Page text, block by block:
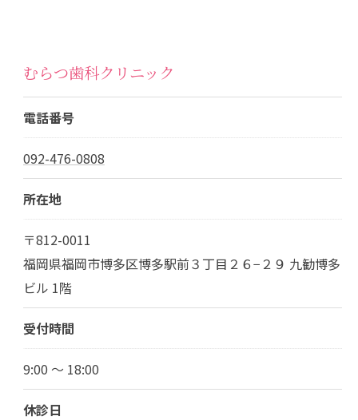
むらつ歯科クリニック
電話番号
092-476-0808
所在地
〒812-0011
福岡県福岡市博多区博多駅前３丁目２６−２９ 九勧博多
ビル 1階
受付時間
9:00 ～ 18:00
休診日